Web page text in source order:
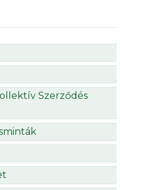
Szerződés